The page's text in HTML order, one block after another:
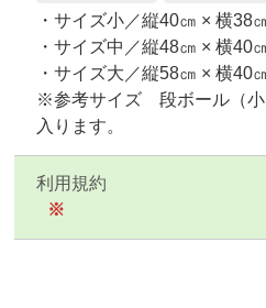
・サイズ小／縦40㎝ × 横38
・サイズ中／縦48㎝ × 横40
・サイズ大／縦58㎝ × 横40
※参考サイズ 段ボール（小
入ります。
利用規約
※